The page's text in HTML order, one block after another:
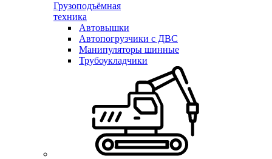
Грузоподъёмная
техника
Автовышки
Автопогрузчики с ДВС
Манипуляторы шинные
Трубоукладчики